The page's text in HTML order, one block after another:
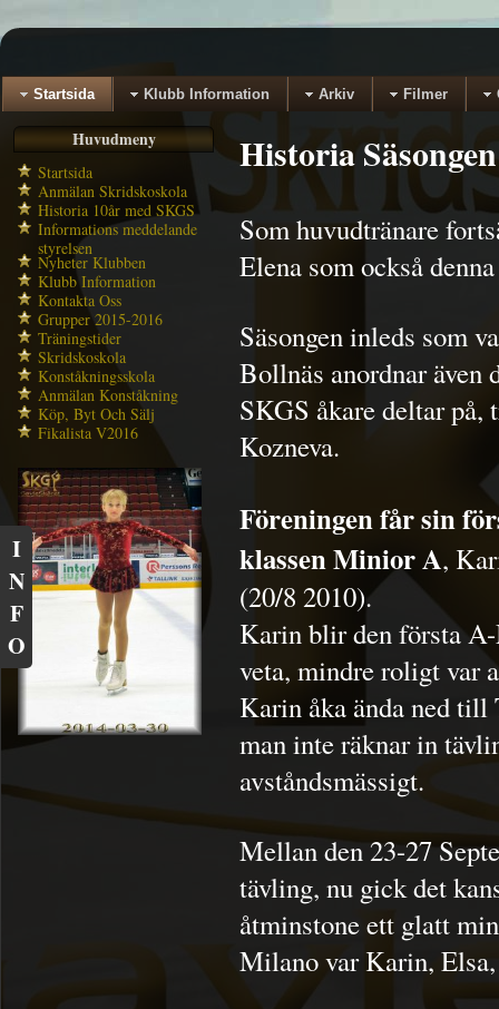
Startsida Klubb Information Arkiv Filmer
Huvudmeny
Startsida
Anmälan Skridskoskola
Historia 10år med SKGS
Informations meddelande
styrelsen
Nyheter Klubben
Klubb Information
Kontakta Oss
Grupper 2015-2016
Träningstider
Skridskoskola
Konståkningsskola
Anmälan Konståkning
Köp, Byt Och Sälj
Fikalista V2016
Historia
Som huvudtränare
Elena som också
Säsongen inleds som
Bollnäs anordnar även
SKGS åkare deltar på,
Kozneva.
Föreningen får sin
klassen Minior A,
(20/8 2010).
Karin blir den första
veta, mindre roligt var
Karin åka ända ned till
man inte räknar in
avståndsmässigt.
Mellan den 23-27
tävling, nu gick det
åtminstone ett glatt
Milano var Karin,
I
N
F
O